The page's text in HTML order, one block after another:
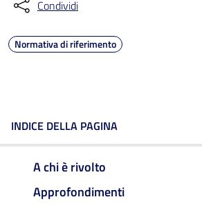
Condividi
Normativa di riferimento
INDICE DELLA PAGINA
A chi è rivolto
Approfondimenti